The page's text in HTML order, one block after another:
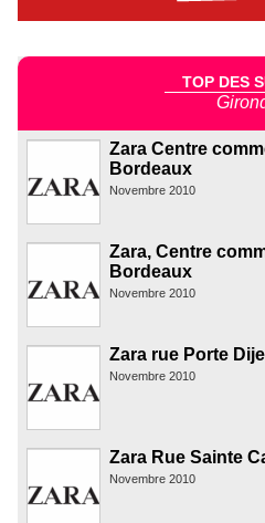
TOP DES
Zara Centre
Bordeaux
Novembre 2010
Zara, Centre
Bordeaux
Novembre 2010
Zara rue Porte
Novembre 2010
Zara Rue Sainte
Novembre 2010